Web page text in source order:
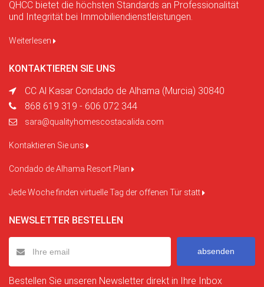
QHCC bietet die höchsten Standards an Professionalität
und Integrität bei Immobiliendienstleistungen.
Weiterlesen
KONTAKTIEREN SIE UNS
CC Al Kasar Condado de Alhama (Murcia) 30840
868 619 319 - 606 072 344
sara@qualityhomescostacalida.com
Kontaktieren Sie uns
Condado de Alhama Resort Plan
Jede Woche finden virtuelle Tag der offenen Tür statt
NEWSLETTER BESTELLEN
absenden
Bestellen Sie unseren Newsletter direkt in Ihre Inbox